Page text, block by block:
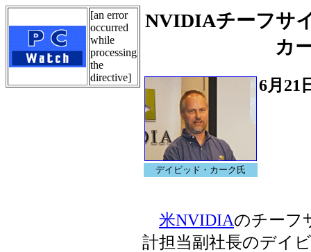
[an error
occurred
while
processing
the
directive]
NVIDIAチーフサ
カ
デイビッド・カーク氏
6月21
米NVIDIAのチーフ
計担当副社長のデイ